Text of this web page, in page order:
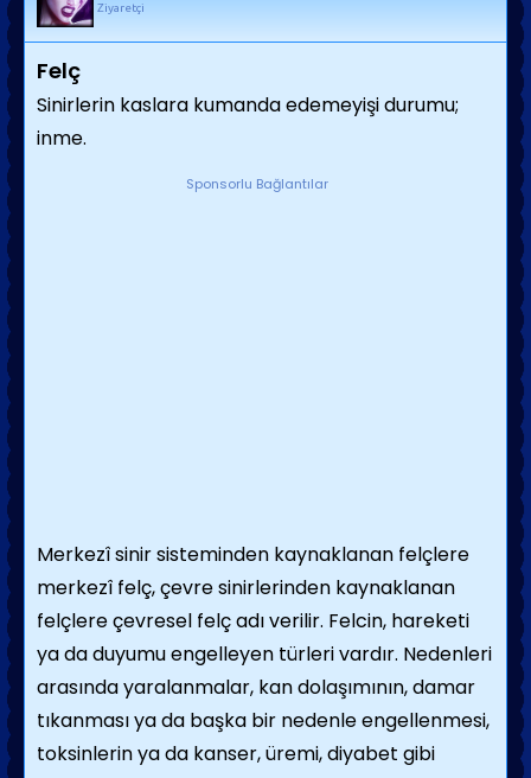
Ziyaretçi
Felç
Sinirlerin kaslara kumanda edemeyişi durumu;
inme.
Sponsorlu Bağlantılar
Merkezî sinir sisteminden kaynaklanan felçlere
merkezî felç, çevre sinirlerinden kaynaklanan
felçlere çevresel felç adı verilir. Felcin, hareketi
ya da duyumu engelleyen türleri vardır. Nedenleri
arasında yaralanmalar, kan dolaşımının, damar
tıkanması ya da başka bir nedenle engellenmesi,
toksinlerin ya da kanser, üremi, diyabet gibi